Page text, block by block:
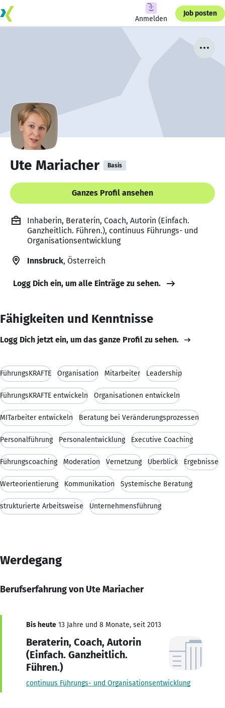
Anmelden
Job posten
Ute Mariacher Basis
Ganzes Profil ansehen
Inhaberin, Beraterin, Coach, Autorin (Einfach.
Ganzheitlich. Führen.), continuus Führungs- und
Organisationsentwicklung
Innsbruck, Österreich
Logg Dich ein, um alle Einträge zu sehen.
Fähigkeiten und Kenntnisse
Logg Dich jetzt ein, um das ganze Profil zu sehen.
FührungsKRÄFTE Organisation Mitarbeiter Leadership
FührungsKRÄFTE entwickeln Organisationen entwickeln
MITarbeiter entwickeln Beratung bei Veränderungsprozessen
Personalführung Personalentwicklung Executive Coaching
Führungscoaching Moderation Vernetzung Überblick Ergebnisse
Werteorientierung Kommunikation Systemische Beratung
strukturierte Arbeitsweise Unternehmensführung
Werdegang
Berufserfahrung von Ute Mariacher
Bis heute 13 Jahre und 8 Monate, seit 2013
Beraterin, Coach, Autorin
(Einfach. Ganzheitlich.
Führen.)
continuus Führungs- und Organisationsentwicklung